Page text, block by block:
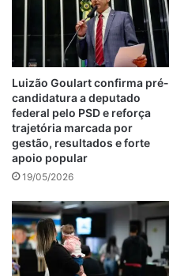
Luizão Goulart confirma pré-
candidatura a deputado
federal pelo PSD e reforça
trajetória marcada por
gestão, resultados e forte
apoio popular
19/05/2026